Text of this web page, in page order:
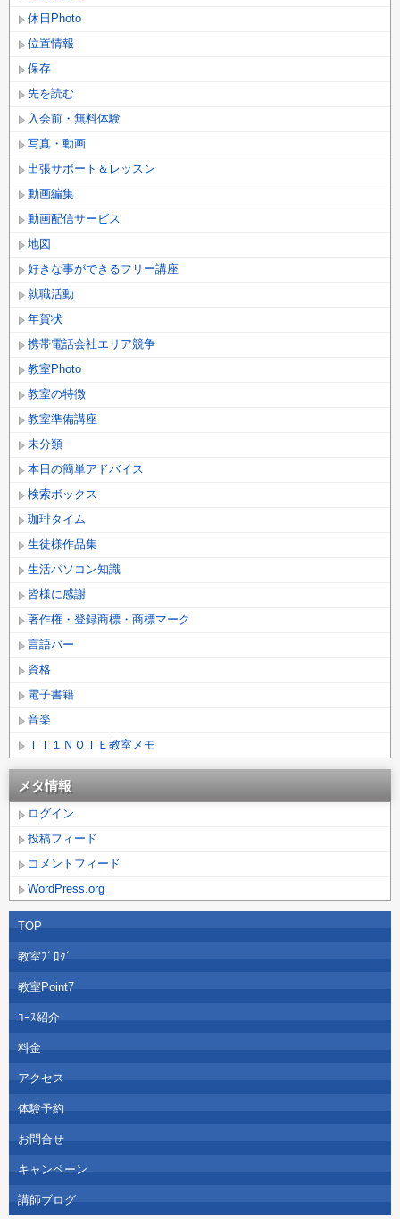
休日Photo
位置情報
保存
先を読む
入会前・無料体験
写真・動画
出張サポート＆レッスン
動画編集
動画配信サービス
地図
好きな事ができるフリー講座
就職活動
年賀状
携帯電話会社エリア競争
教室Photo
教室の特徴
教室準備講座
未分類
本日の簡単アドバイス
検索ボックス
珈琲タイム
生徒様作品集
生活パソコン知識
皆様に感謝
著作権・登録商標・商標マーク
言語バー
資格
電子書籍
音楽
ＩＴ１ＮＯＴＥ教室メモ
メタ情報
ログイン
投稿フィード
コメントフィード
WordPress.org
TOP
教室ﾌﾞﾛｸﾞ
教室Point7
ｺｰｽ紹介
料金
アクセス
体験予約
お問合せ
キャンペーン
講師ブログ